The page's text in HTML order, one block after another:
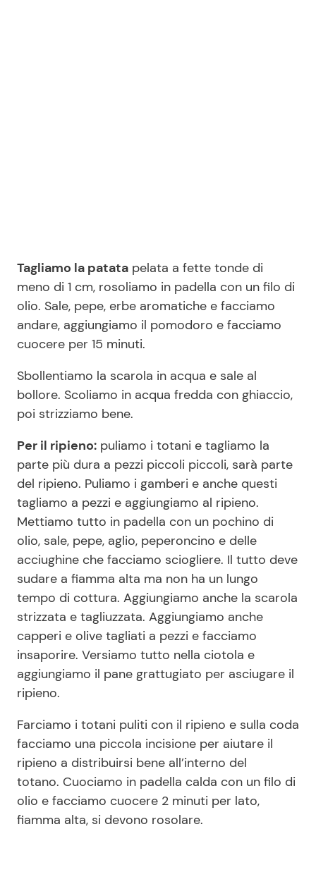
Tagliamo la patata pelata a fette tonde di
meno di 1 cm, rosoliamo in padella con un filo di
olio. Sale, pepe, erbe aromatiche e facciamo
andare, aggiungiamo il pomodoro e facciamo
cuocere per 15 minuti.
Sbollentiamo la scarola in acqua e sale al
bollore. Scoliamo in acqua fredda con ghiaccio,
poi strizziamo bene.
Per il ripieno: puliamo i totani e tagliamo la
parte più dura a pezzi piccoli piccoli, sarà parte
del ripieno. Puliamo i gamberi e anche questi
tagliamo a pezzi e aggiungiamo al ripieno.
Mettiamo tutto in padella con un pochino di
olio, sale, pepe, aglio, peperoncino e delle
acciughine che facciamo sciogliere. Il tutto deve
sudare a fiamma alta ma non ha un lungo
tempo di cottura. Aggiungiamo anche la scarola
strizzata e tagliuzzata. Aggiungiamo anche
capperi e olive tagliati a pezzi e facciamo
insaporire. Versiamo tutto nella ciotola e
aggiungiamo il pane grattugiato per asciugare il
ripieno.
Farciamo i totani puliti con il ripieno e sulla coda
facciamo una piccola incisione per aiutare il
ripieno a distribuirsi bene all’interno del
totano. Cuociamo in padella calda con un filo di
olio e facciamo cuocere 2 minuti per lato,
fiamma alta, si devono rosolare.